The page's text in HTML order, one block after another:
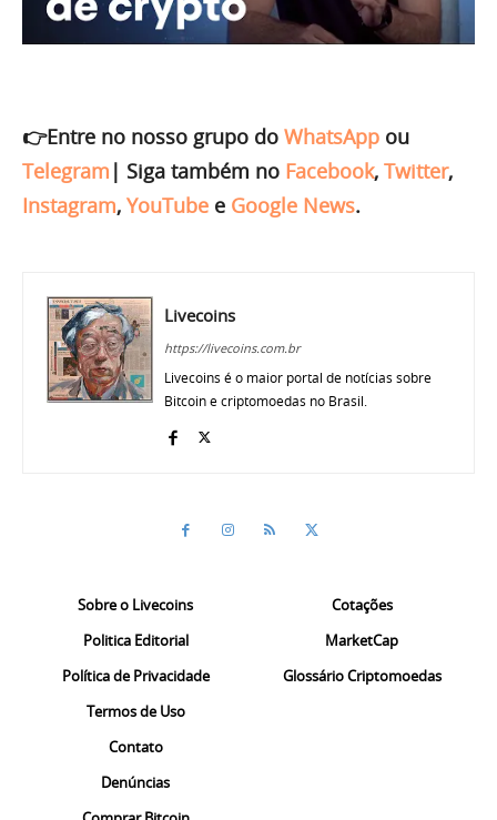
👉Entre no nosso grupo do WhatsApp ou
Telegram | Siga também no Facebook, Twitter,
Instagram, YouTube e Google News.
Livecoins
https://livecoins.com.br
Livecoins é o maior portal de notícias sobre
Bitcoin e criptomoedas no Brasil.
Sobre o Livecoins
Politica Editorial
Política de Privacidade
Termos de Uso
Contato
Denúncias
Cotações
MarketCap
Glossário Criptomoedas